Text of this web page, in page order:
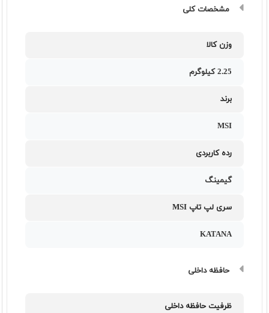
مشخصات کلی
وزن کالا
2.25 کیلوگرم
برند
MSI
رده کاربردی
گیمینگ
سری لپ تاپ MSI
KATANA
حافظه داخلی
ظرفیت حافظه داخلی